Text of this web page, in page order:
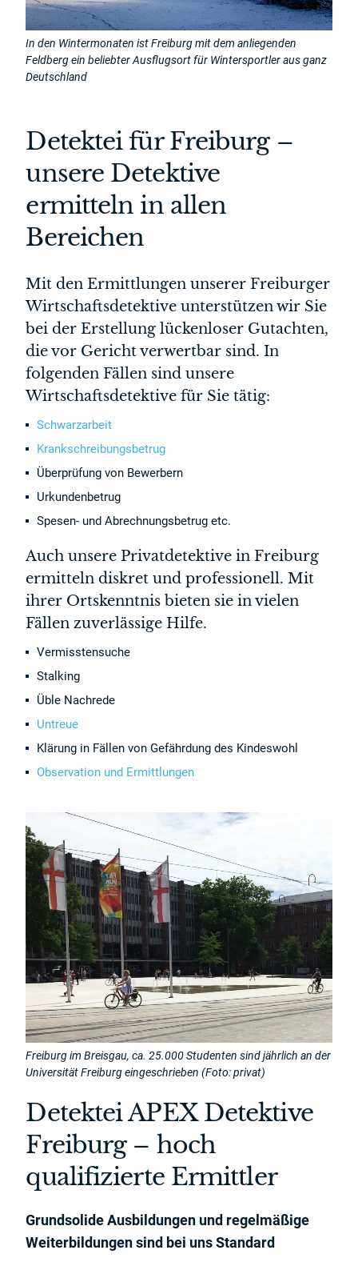
In den Wintermonaten ist Freiburg mit dem anliegenden
Feldberg ein beliebter Ausflugsort für Wintersportler aus ganz
Deutschland
Detektei für Freiburg –
unsere Detektive
ermitteln in allen
Bereichen
Mit den Ermittlungen unserer Freiburger
Wirtschaftsdetektive unterstützen wir Sie
bei der Erstellung lückenloser Gutachten,
die vor Gericht verwertbar sind. In
folgenden Fällen sind unsere
Wirtschaftsdetektive für Sie tätig:
Schwarzarbeit
Krankschreibungsbetrug
Überprüfung von Bewerbern
Urkundenbetrug
Spesen- und Abrechnungsbetrug etc.
Auch unsere Privatdetektive in Freiburg
ermitteln diskret und professionell. Mit
ihrer Ortskenntnis bieten sie in vielen
Fällen zuverlässige Hilfe.
Vermisstensuche
Stalking
Üble Nachrede
Untreue
Klärung in Fällen von Gefährdung des Kindeswohl
Observation und Ermittlungen
Freiburg im Breisgau, ca. 25.000 Studenten sind jährlich an der
Universität Freiburg eingeschrieben (Foto: privat)
Detektei APEX Detektive
Freiburg – hoch
qualifizierte Ermittler
Grundsolide Ausbildungen und regelmäßige
Weiterbildungen sind bei uns Standard